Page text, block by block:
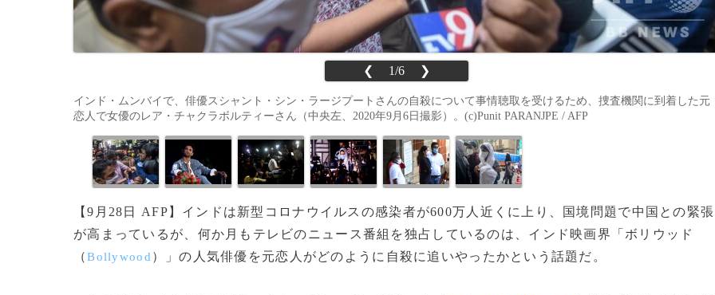
❮ 1/6 ❯
インド・ムンバイで、俳優スシャント・シン・ラージプートさんの自殺について事情聴取を受けるため、捜査機関に到着した元
恋人で女優のレア・チャクラボルティーさん（中央左、2020年9月6日撮影）。(c)Punit PARANJPE / AFP
【9月28日 AFP】インドは新型コロナウイルスの感染者が600万人近くに上り、国境問題で中国との緊張
が高まっているが、何か月もテレビのニュース番組を独占しているのは、インド映画界「ボリウッド
（Bollywood ）」の人気俳優を元恋人がどのように自殺に追いやったかという話題だ。